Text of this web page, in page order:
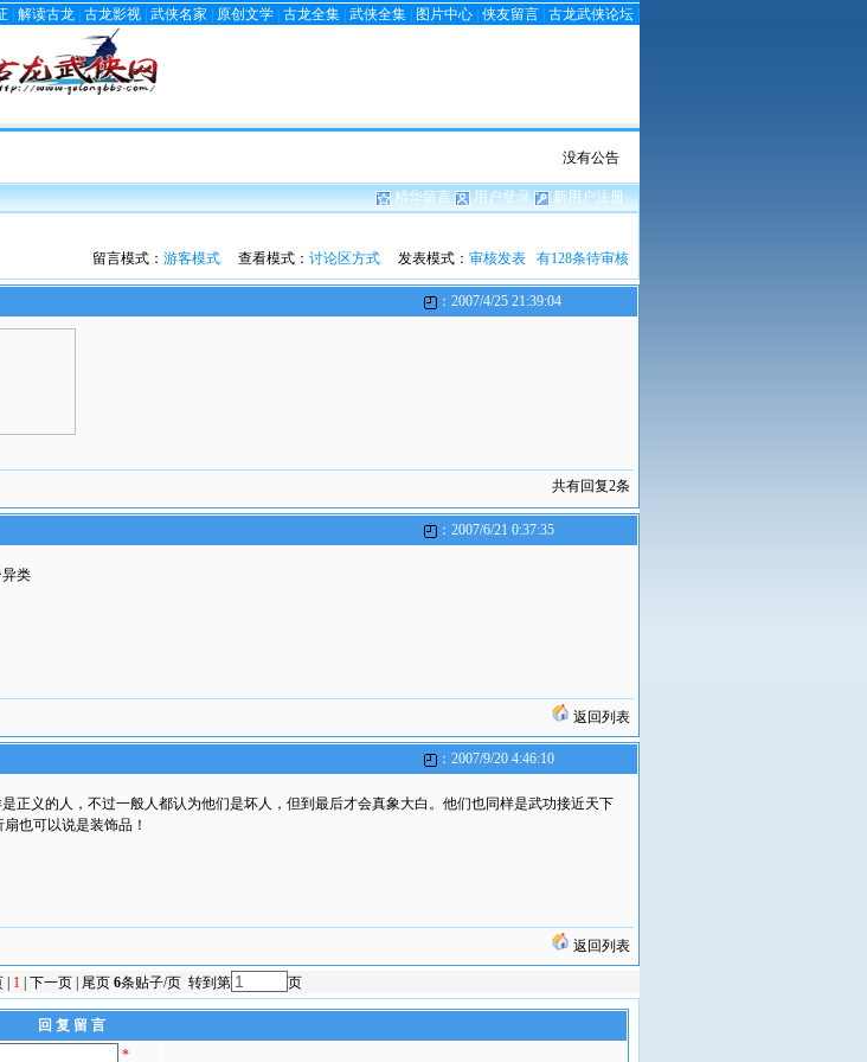
解读古龙 古龙影视 武侠名家 原创文学 古龙全集 武侠全集 图片中心 侠友留言 古龙武侠论坛
没有公告
精华留言 用户登录 新用户注册
留言模式： 游客模式 查看模式： 讨论区方式 发表模式： 审核发表 有128条待审核
：2007/4/25 21:39:04
共有回复2条
：2007/6/21 0:37:35
类
返回列表
：2007/9/20 4:46:10
正义的人，不过一般人都认为他们是坏人，但到最后才会真象大白。他们也同样是武功接近天下
也可以说是装饰品！
返回列表
1 | 下一页 | 尾页 6条贴子/页 转到第 页
回 复 留 言
*